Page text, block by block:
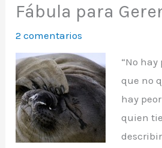
Fábula para
2 comentarios
“No hay
que no
hay
quien